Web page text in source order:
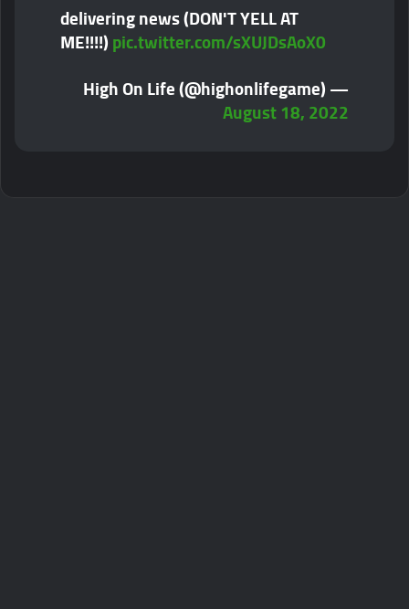
delivering news (DON'T YELL AT
ME!!!!)pic.twitter.com/sXUJDsAoX0
— High On Life (@highonlifegame)
August 18, 2022